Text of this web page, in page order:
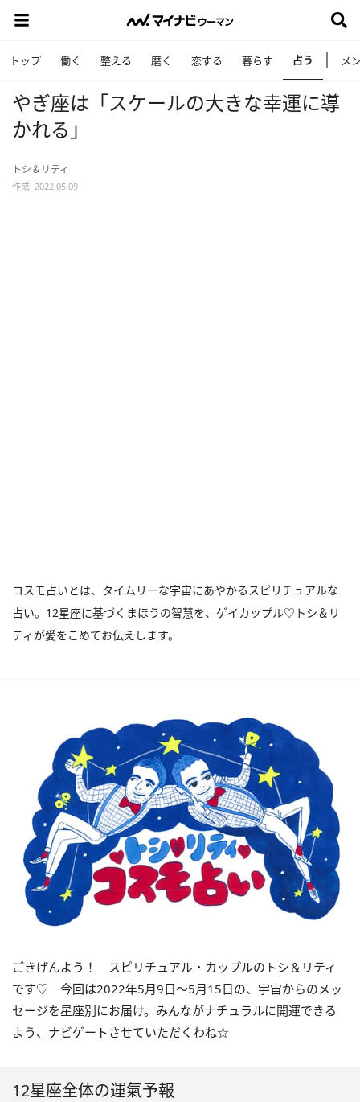
トップ 働く 整える 磨く 恋する 暮らす 占う メ
やぎ座は「スケールの大きな幸運に導
かれる」
トシ＆リティ
作成: 2022.05.09
コスモ占いとは、タイムリーな宇宙にあやかるスピリチュアルな
占い。12星座に基づくまほうの智慧を、ゲイカップル♡トシ＆リ
ティが愛をこめてお伝えします。
ごきげんよう！ スピリチュアル・カップルのトシ＆リティ
です♡ 今回は2022年5月9日〜5月15日の、宇宙からのメッ
セージを星座別にお届け。みんながナチュラルに開運できる
よう、ナビゲートさせていただくわね☆
12星座全体の運氣予報